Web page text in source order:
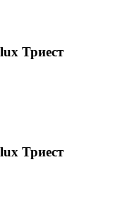
Триест
Триест